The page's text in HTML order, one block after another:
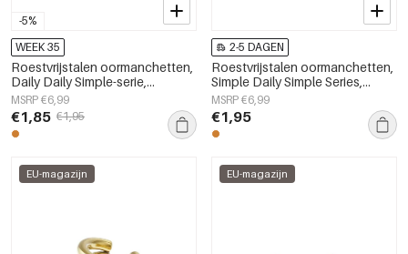
-5%
WEEK 35
Roestvrijstalen oormanchetten,
Daily Daily Simple-serie,
damessieraden
MSRP €6,99
€1,85 €1,95
2-5 DAGEN
Roestvrijstalen oormanchetten,
Simple Daily Simple Series,
damessieraden
MSRP €6,99
€1,95
EU-magazijn EU-magazijn